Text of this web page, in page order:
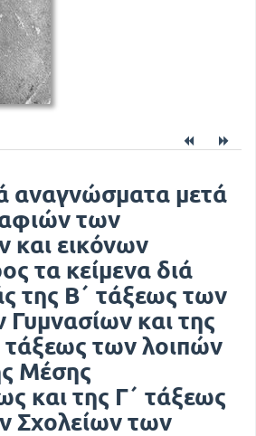
αναγνώσματα μετά
των
εικόνων
τα κείμενα διά
της Β΄ τάξεως των
Γυμνασίων και της
τάξεως των λοιπών
Μέσης
και της Γ΄ τάξεως
Σχολείων των